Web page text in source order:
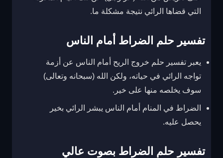
التي قضاها الرائي نتيجة مشكلة ما.
تفسير حلم الضراط أمام الناس
يعبر تفسير حلم خروج الريح أمام الناس عن أزمة
تواجه الرائي في حياته، ولكن الله (سبحانه وتعالى)
سوف يخلصه منها على خير.
الضراط في المنام أمام الناس يبشر الرائي بخير
يحصل عليه.
تفسير حلم الضراط بصوت عالي